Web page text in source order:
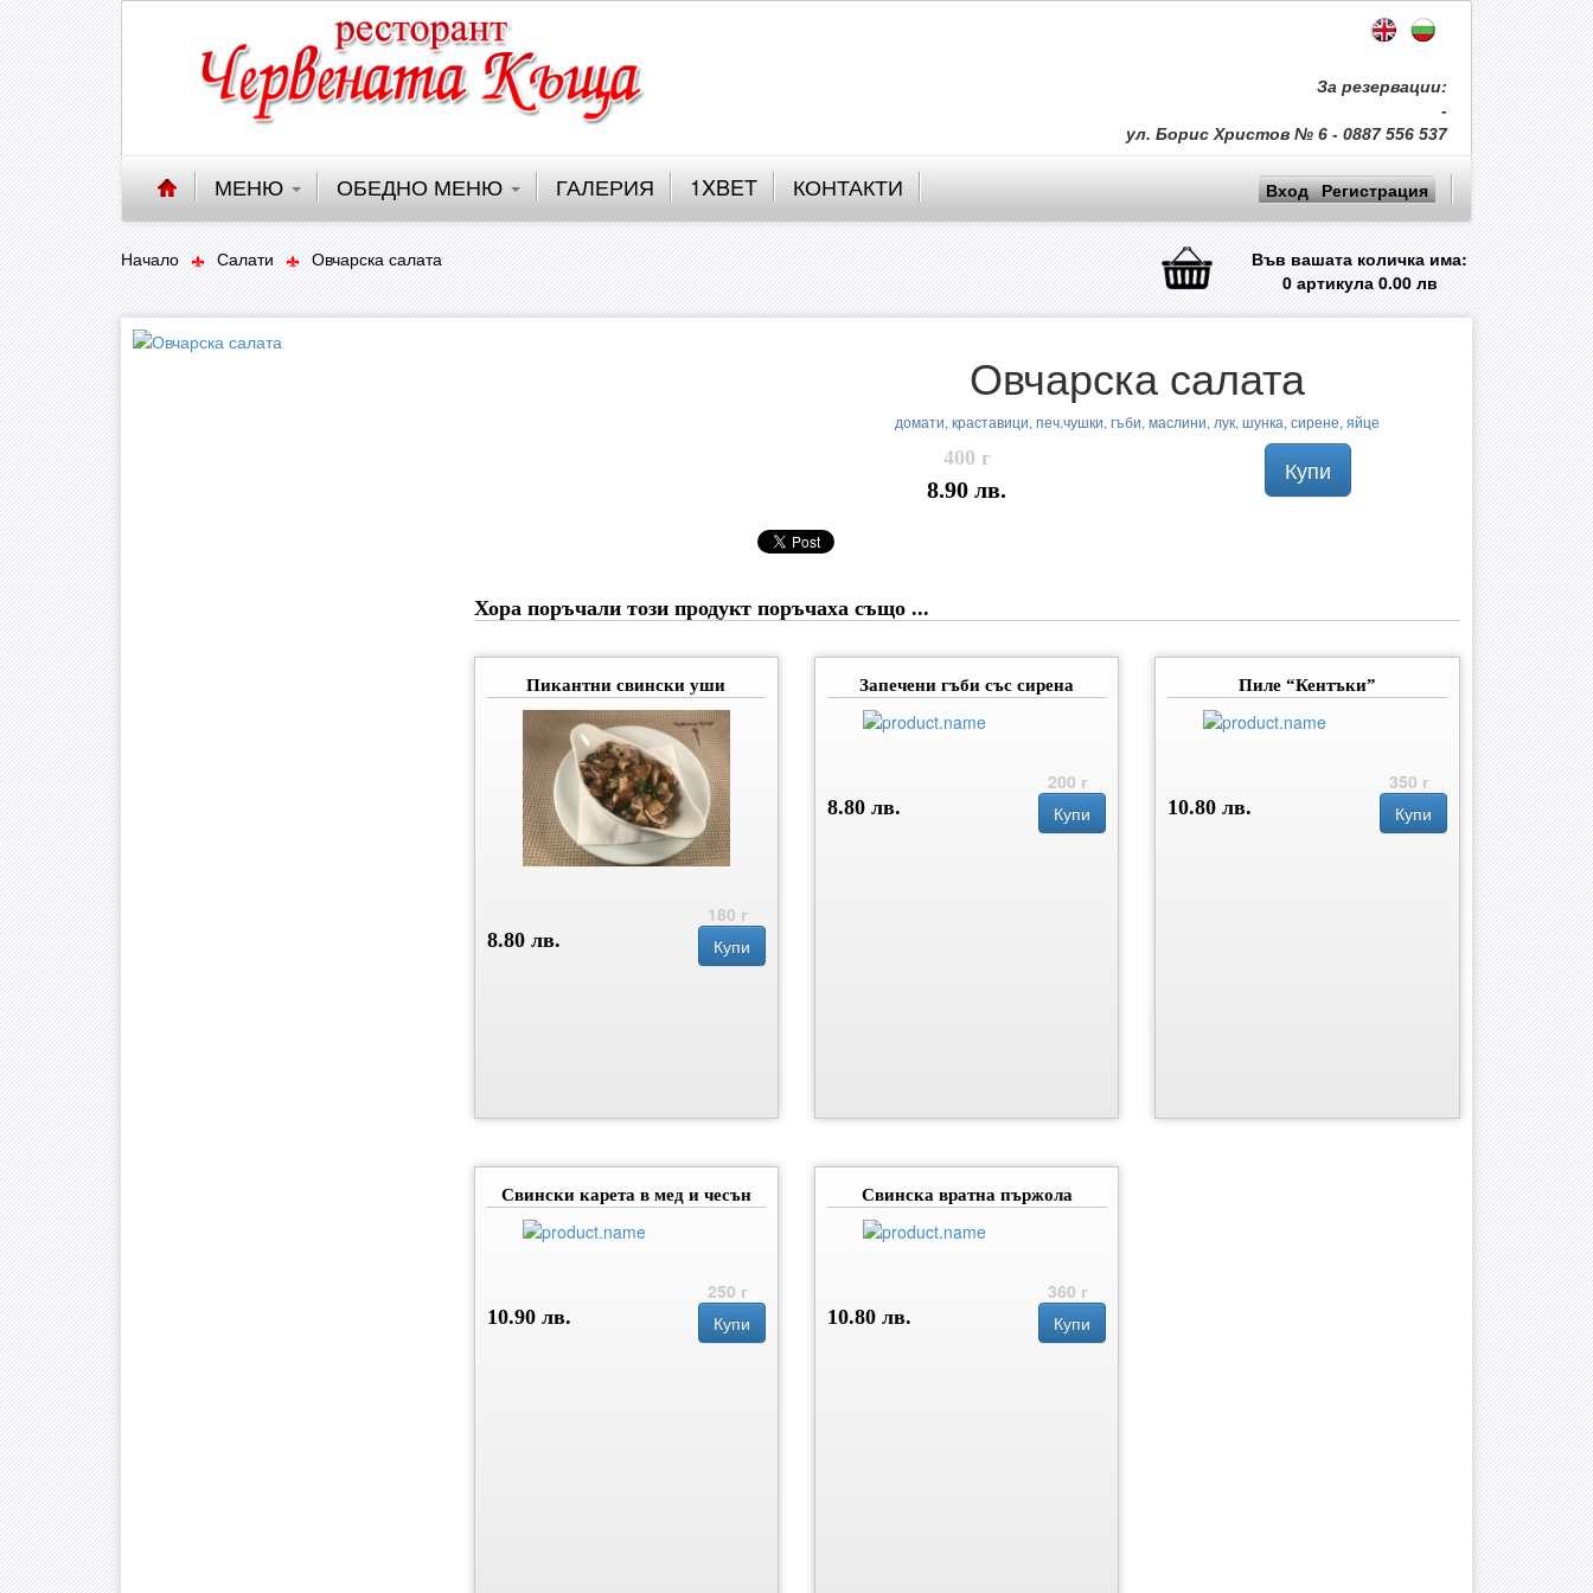
За резервации:
-
ул. Борис Христов № 6 - 0887 556 537
МЕНЮ ОБЕДНО МЕНЮ ГАЛЕРИЯ 1XBET КОНТАКТИ Вход Регистрация
Начало Салати Овчарска салата
Във вашата количка има:
0артикула0.00лв
Овчарска салата
домати, краставици, печ.чушки, гъби, маслини, лук, шунка, сирене, яйце
400 г
8.90 лв.
Купи
Хора поръчали този продукт поръчаха също ...
Пикантни свински уши
180 г
8.80 лв.
Купи
Запечени гъби със сирена
200 г
8.80 лв.
Купи
Пиле “Кентъки”
350 г
10.80 лв.
Купи
Свински карета в мед и чесън
250 г
10.90 лв.
Купи
Свинска вратна пържола
360 г
10.80 лв.
Купи